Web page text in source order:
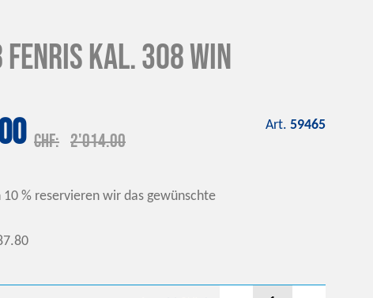
Fenris Kal. 308 Win
CHF 2'014.00
% reservieren wir das gewünschte
Art. 59465